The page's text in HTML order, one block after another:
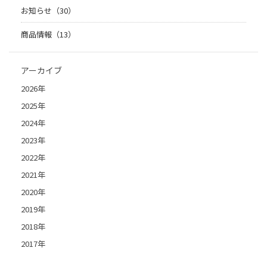
お知らせ（30）
商品情報（13）
アーカイブ
2026年
2025年
2024年
2023年
2022年
2021年
2020年
2019年
2018年
2017年